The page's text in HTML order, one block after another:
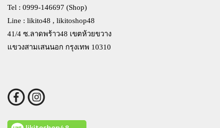
Tel : 0999-146697 (Shop)
Line : likito48 , likitoshop48
41/4 ซ.ลาดพร้าว48 เขตห้วยขวาง
แขวงสามเสนนอก กรุงเทพ 10310